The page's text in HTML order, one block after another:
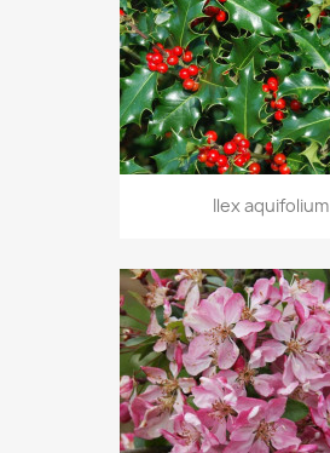
Ilex aquifolium